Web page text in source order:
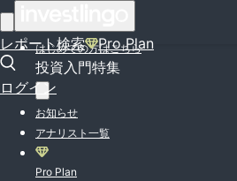
レポート検索 Pro Plan
ログイン
はじめての方はこちら
投資入門特集
お知らせ
アナリスト一覧
Pro Plan